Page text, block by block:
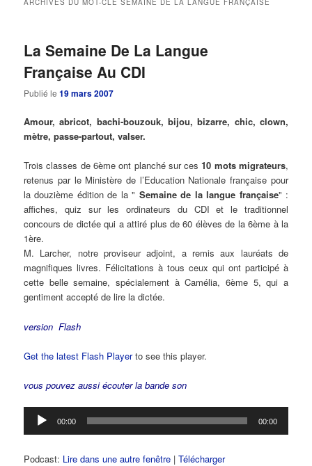
ARCHIVES DU MOT-CLÉSEMAINE DE LA LANGUE FRANÇAISE
La Semaine De La Langue
Française Au CDI
Publié le19 mars 2007
Amour, abricot, bachi-bouzouk, bijou, bizarre, chic, clown,
mètre, passe-partout, valser.
Trois classes de 6ème ont planché sur ces10 mots migrateurs,
retenus par le Ministère de l’Education Nationale française pour
la douzième édition de la " Semaine de la langue française" :
affiches, quiz sur les ordinateurs du CDI et le traditionnel
concours de dictée qui a attiré plus de 60 élèves de la 6ème à la
1ère.
M. Larcher, notre proviseur adjoint, a remis aux lauréats de
magnifiques livres. Félicitations à tous ceux qui ont participé à
cette belle semaine, spécialement à Camélia, 6ème 5, qui a
gentiment accepté de lire la dictée.
version Flash
Get the latest Flash Playerto see this player.
vous pouvez aussi écouter la bande son
Lecteur
audio
00:00 00:00
Podcast: Lire dans une autre fenêtre |Télécharger